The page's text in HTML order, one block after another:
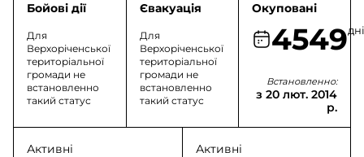
Бойові дії
Для
Верхоріченської
територіальної
громади не
встановленно
такий статус
Євакуація
Для
Верхоріченської
територіальної
громади не
встановленно
такий статус
Окуповані
4549
Встановленно:
з 20 лют. 2014
р.
Активні
Активні